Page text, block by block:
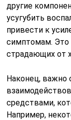
другие
усугубить
привести к
симптомам. Это
страдающих от
Наконец, важно
средствами,
Например,